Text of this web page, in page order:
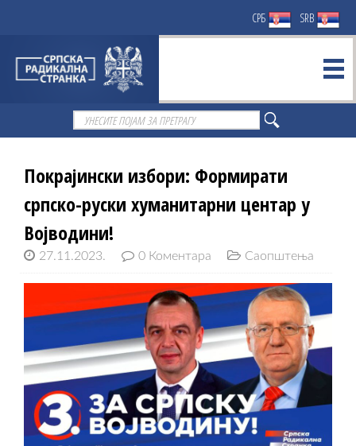
СРБ SRB
Покрајински избори: Формирати
српско-руски хуманитарни центар у
Војводини!
27.11.2023. 0 Коментара Саопштења